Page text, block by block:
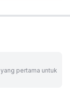
trial &
pertama untuk